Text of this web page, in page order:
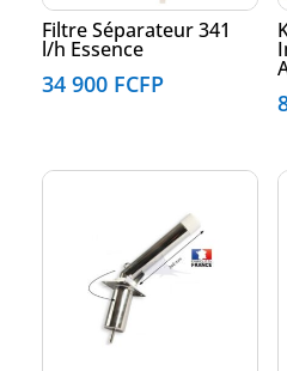
Filtre Séparateur 341
l/h Essence
34 900 FCFP